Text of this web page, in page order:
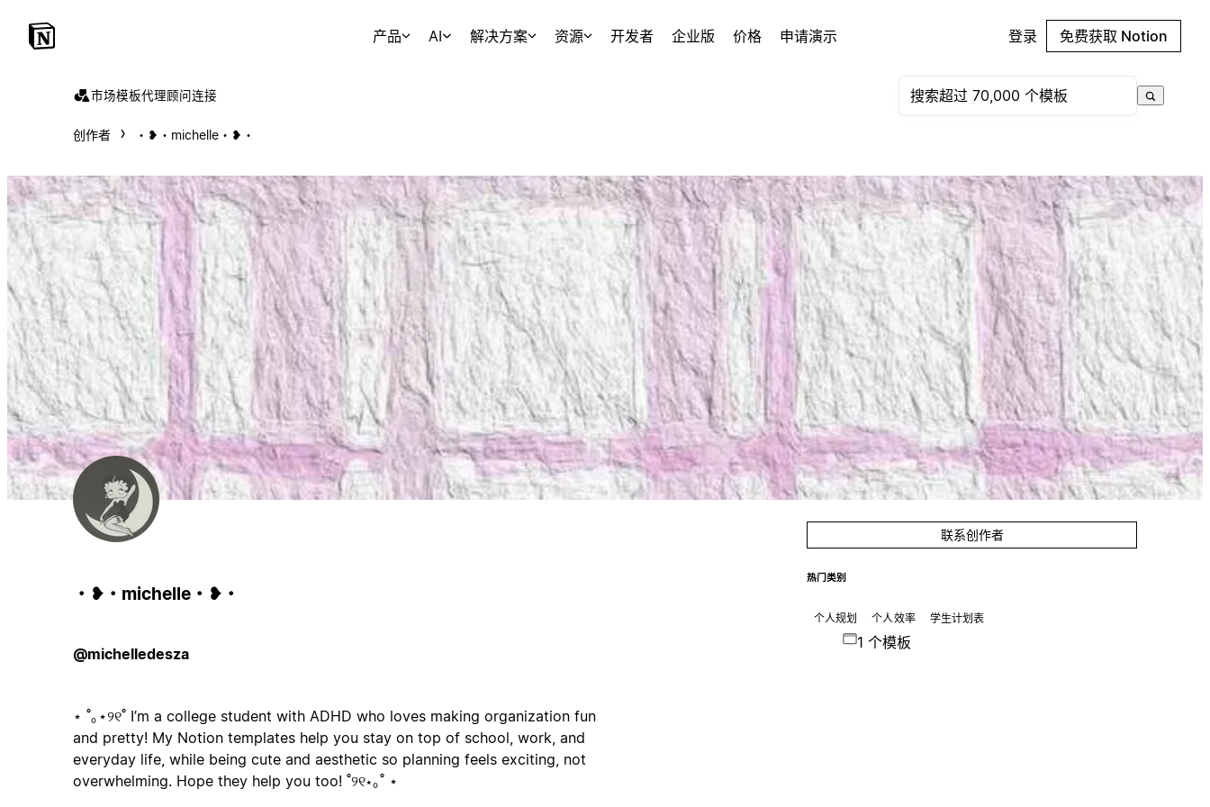
产品 AI 解决方案 资源 开发者 企业版 价格 申请演示 登录 免费获取 Notion
市场模板代理顾问连接
创作者 ・❥・michelle・❥・
・❥・michelle・❥・
@michelledesza
⋆ ˚｡⋆୨୧˚ I’m a college student with ADHD who loves making organization fun
and pretty! My Notion templates help you stay on top of school, work, and
everyday life, while being cute and aesthetic so planning feels exciting, not
overwhelming. Hope they help you too! ˚୨୧⋆｡˚ ⋆
联系创作者
热门类别
个人规划 个人效率 学生计划表
1 个模板